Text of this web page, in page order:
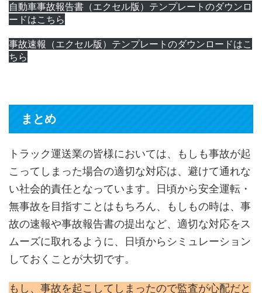
自動車事故報告書（エクセル版）テンプレートのダウンロ
ードはこちら
事故速報（エクセル版）テンプレートのダウンロードはこ
ちら
まとめ
トラック運送業の皆様においては、もしも事故が起
こってしまった場合の適切な対応は、避けて通れな
い社会的責任となっています。日頃から安全運転・
無事故を目指すことはもちろん、もしもの時は、事
故の速報や事故報告書の提出など、適切な対応をス
ムーズに取れるように、日頃からシミュレーション
しておくことが大切です。
もし、事故を起こしてしまったので監査が心配だと